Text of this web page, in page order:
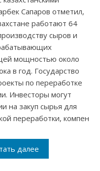
Сапаров отметил,
работают 64
сыров и
мощностью около
в год. Государство
по переработке
Инвесторы могут
на закуп сырья для
переработки, компен
далее